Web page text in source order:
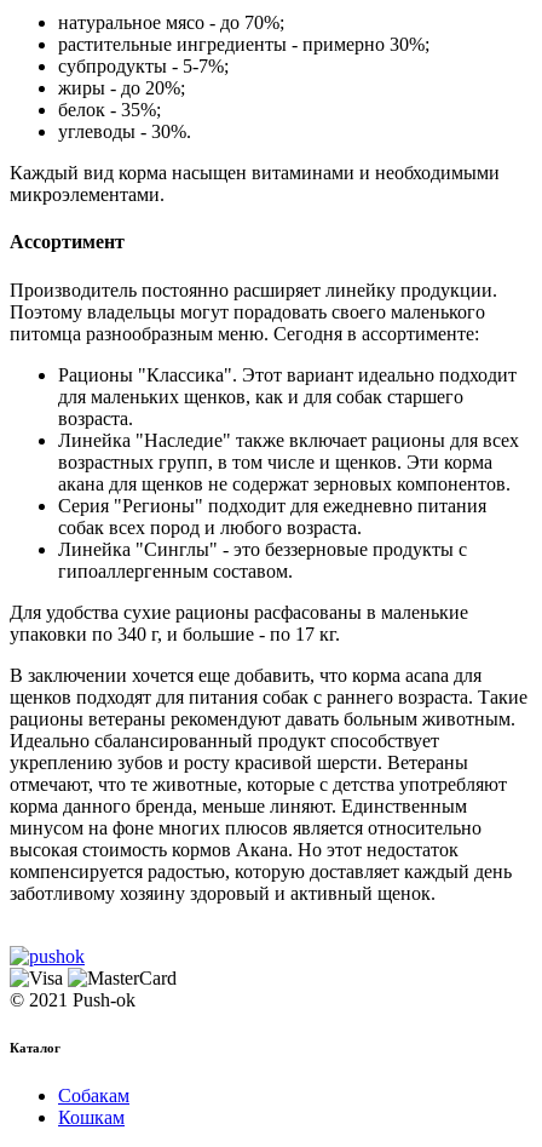
натуральное мясо - до 70%;
растительные ингредиенты - примерно 30%;
субпродукты - 5-7%;
жиры - до 20%;
белок - 35%;
углеводы - 30%.
Каждый вид корма насыщен витаминами и необходимыми
микроэлементами.
Ассортимент
Производитель постоянно расширяет линейку продукции.
Поэтому владельцы могут порадовать своего маленького
питомца разнообразным меню. Сегодня в ассортименте:
Рационы "Классика". Этот вариант идеально подходит
для маленьких щенков, как и для собак старшего
возраста.
Линейка "Наследие" также включает рационы для всех
возрастных групп, в том числе и щенков. Эти корма
акана для щенков не содержат зерновых компонентов.
Серия "Регионы" подходит для ежедневно питания
собак всех пород и любого возраста.
Линейка "Синглы" - это беззерновые продукты с
гипоаллергенным составом.
Для удобства сухие рационы расфасованы в маленькие
упаковки по 340 г, и большие - по 17 кг.
В заключении хочется еще добавить, что корма acana для
щенков подходят для питания собак с раннего возраста. Такие
рационы ветераны рекомендуют давать больным животным.
Идеально сбалансированный продукт способствует
укреплению зубов и росту красивой шерсти. Ветераны
отмечают, что те животные, которые с детства употребляют
корма данного бренда, меньше линяют. Единственным
минусом на фоне многих плюсов является относительно
высокая стоимость кормов Акана. Но этот недостаток
компенсируется радостью, которую доставляет каждый день
заботливому хозяину здоровый и активный щенок.
© 2021 Push-ok
Каталог
Собакам
Кошкам